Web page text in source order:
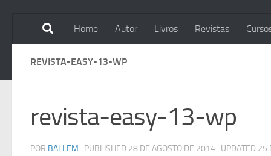
Home Autor Livros Revistas
REVISTA-EASY-13-WP
revista-easy-13-wp
POR BALLEM · PUBLISHED 28 DE AGOSTO DE 2014 · UPDATED 25